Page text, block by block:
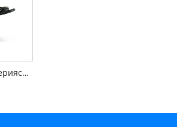
42 Nema 17 сериясы 2 фазалы жабық контурлы қадамдық қозғалтқыш